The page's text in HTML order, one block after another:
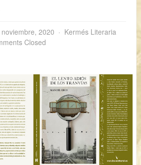
2020
Kermés Literaria
Closed